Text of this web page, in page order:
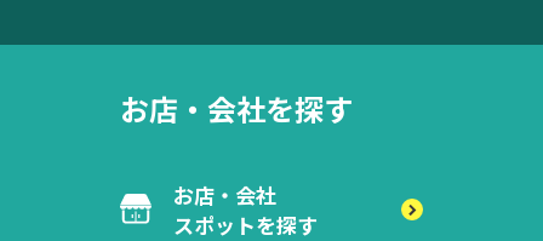
お店・会社を探す
お店・会社
スポットを探す